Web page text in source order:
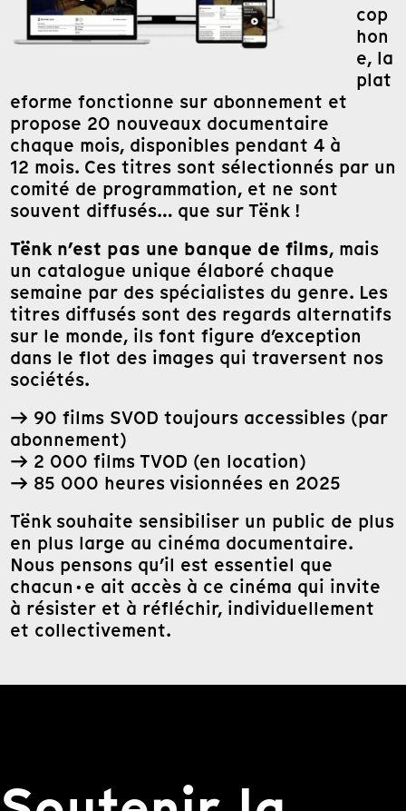
cop
hon
e, la
plat
eforme fonctionne sur abonnement et
propose 20 nouveaux documentaire
chaque mois, disponibles pendant 4 à
12 mois. Ces titres sont sélectionnés par un
comité de programmation, et ne sont
souvent diffusés… que sur Tënk !
Tënk n’est pas une banque de films, mais
un catalogue unique élaboré chaque
semaine par des spécialistes du genre. Les
titres diffusés sont des regards alternatifs
sur le monde, ils font figure d’exception
dans le flot des images qui traversent nos
sociétés.
→ 90 films SVOD toujours accessibles (par
abonnement)
→ 2 000 films TVOD (en location)
→ 85 000 heures visionnées en 2025
Tënk souhaite sensibiliser un public de plus
en plus large au cinéma documentaire.
Nous pensons qu’il est essentiel que
chacun·e ait accès à ce cinéma qui invite
à résister et à réfléchir, individuellement
et collectivement.